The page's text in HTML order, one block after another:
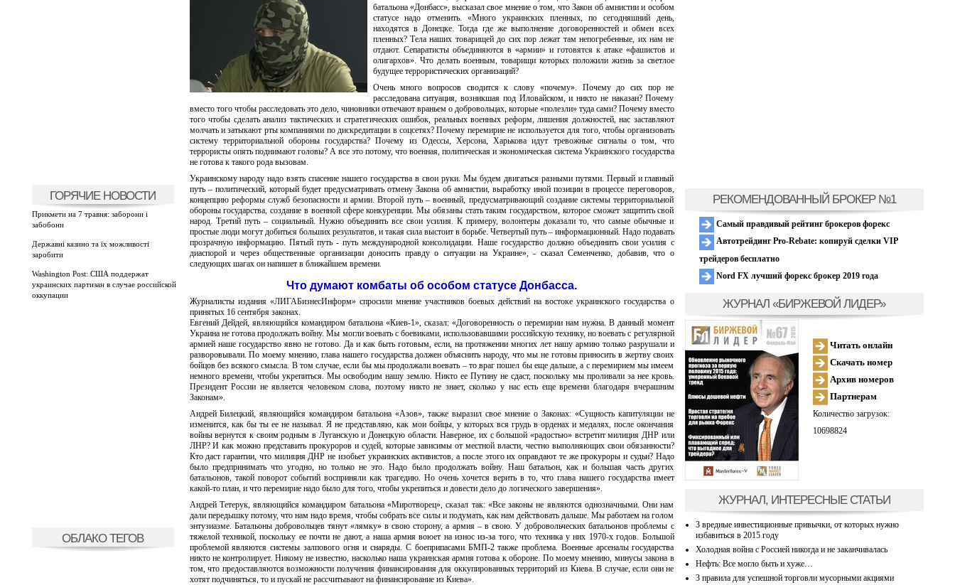
ГОРЯЧИЕ НОВОСТИ
Прикмети на 7 травня: заборони і
забобони
Державні казино та їх можливості
заробити
Washington Post: США поддержат
украинских партизан в случае российской
оккупации
ОБЛАКО ТЕГОВ
батальона «Донбасс», высказал свое мнение о том, что Закон об амнистии и особом
статусе надо отменить. «Много украинских пленных, по сегодняшний день,
находятся в Донецке. Тогда где же выполнение договоренностей и обмен всех
пленных? Тела наших товарищей до сих пор лежат там непогребенные, их нам не
отдают. Сепаратисты объединяются в «армии» и готовятся к атаке «фашистов и
олигархов». Что делать военным, товарищи которых положили жизнь за светлое
будущее террористических организаций?
Очень много вопросов сводится к слову «почему». Почему до сих пор не
расследована ситуация, возникшая под Иловайском, и никто не наказан? Почему
вместо того чтобы расследовать это дело, чиновники отвечают враньем о добровольцах, которые «полезли» туда сами? Почему вместо
того чтобы сделать анализ тактических и стратегических ошибок, реальных военных реформ, лишения должностей, нас заставляют
молчать и затыкают рты компаниями по дискредитации в соцсетях? Почему перемирие не используется для того, чтобы организовать
систему территориальной обороны государства? Почему из Одессы, Херсона, Харькова идут тревожные сигналы о том, что
террористы опять поднимают головы? А все это потому, что военная, политическая и экономическая система Украинского государства
не готова к такого рода вызовам.
Украинскому народу надо взять спасение нашего государства в свои руки. Мы будем двигаться разными путями. Первый и главный
путь – политический, который будет предусматривать отмену Закона об амнистии, выработку иной позиции в процессе переговоров,
концепцию реформы служб безопасности и армии. Второй путь – военный, предусматривающий создание системы территориальной
обороны государства, создание в военной сфере конкуренции. Мы обязаны стать таким государством, которое сможет защитить свой
народ. Третий путь – социальный. Нужно объединить все свои усилия. К примеру, волонтеры доказали то, что самые обычные и
простые люди могут добиться больших результатов, и такая сила выстоит в борьбе. Четвертый путь – информационный. Надо подавать
прозрачную информацию. Пятый путь - путь международной консолидации. Наше государство должно объединить свои усилия с
диаспорой и через общественные организации доносить правду о ситуации на Украине», - сказал Семенченко, добавив, что о
следующих шагах он напишет в ближайшем времени.
Что думают комбаты об особом статусе Донбасса.
Журналисты издания «ЛИГАБизнесИнформ» спросили мнение участников боевых действий на востоке украинского государства о
принятых 16 сентября законах.
Евгений Дейдей, являющийся командиром батальона «Киев-1», сказал: «Договоренность о перемирии нам нужна. В данный момент
Украина не готова продолжать войну. Мы могли воевать с боевиками, использовавшими российскую технику, но воевать с регулярной
армией наше государство явно не готово. Да и как быть готовым, если, на протяжении многих лет нашу армию только разрушали и
разворовывали. По моему мнению, глава нашего государства должен объяснить народу, что мы не готовы приносить в жертву своих
бойцов без всякого смысла. В том случае, если бы мы продолжали воевать – то враг пошел бы еще дальше, а с перемирием мы имеем
немного времени, чтобы укрепиться. Мы освободим нашу землю. Никто ее Путину не сдаст, поскольку мы проливали за нее кровь.
Президент России не является человеком слова, поэтому никто не знает, сколько у нас есть еще времени благодаря вчерашним
Законам».
Андрей Билецкий, являющийся командиром батальона «Азов», также выразил свое мнение о Законах: «Сущность капитуляции не
изменится, как бы ты ее не называл. Я не представляю, как мои бойцы, у которых вся грудь в орденах и медалях, после окончания
войны вернутся к своим родным в Луганскую и Донецкую области. Наверное, их с большой «радостью» встретит милиция ДНР или
ЛНР? И как можно представить прокуроров и судей, которые зависимы от местной власти, честно выполняющих свои обязанности?
Кто даст гарантии, что милиция ДНР не изобьет украинских активистов, а после этого их оправдают те же прокуроры и судьи? Надо
было предпринимать что угодно, но только не это. Надо было продолжать войну. Наш батальон, как и большая часть других
батальонов, такой поворот событий восприняли как трагедию. Но очень хочется верить в то, что глава нашего государства имеет
какой-то план, и что перемирие надо было для того, чтобы укрепиться и довести дело до логического завершения».
Андрей Тетерук, являющийся командиром батальона «Миротворец», сказал так: «Все законы не являются однозначными. Они нам
дали передышку потому, что нам надо время, чтобы собрать все силы и подумать, как нам действовать дальше. Мы работаем на голом
энтузиазме. Батальоны добровольцев тянут «лямку» в свою сторону, а армия – в свою. У добровольческих батальонов проблемы с
тяжелой техникой, поскольку ее почти не дают, а наша армия воюет на износ из-за того, что техника у них 1970-х годов. Большой
проблемой являются системы залпового огня и снаряды. С боеприпасами БМП-2 также проблема. Военные арсеналы государства
никто не контролирует. Никому не известно, насколько наша украинская армия готова к обороне. По моему мнению, минусы закона в
том, что предоставляются возможности получения финансирования для оккупированных территорий из Киева. В случае, если они не
хотят подчиняться, то и пускай не рассчитывают на финансирование из Киева».
РЕКОМЕНДОВАННЫЙ БРОКЕР №1
Самый правдивый рейтинг брокеров форекс
Автотрейдинг Pro-Rebate: копируй сделки VIP
трейдеров бесплатно
Nord FX лучший форекс брокер 2019 года
ЖУРНАЛ «БИРЖЕВОЙ ЛИДЕР»
Читать онлайн
Скачать номер
Архив номеров
Партнерам
Количество загрузок:
10698824
ЖУРНАЛ, ИНТЕРЕСНЫЕ СТАТЬИ
3 вредные инвестиционные привычки, от которых нужно
избавиться в 2015 году
Холодная война с Россией никогда и не заканчивалась
Нефть: Все могло быть и хуже…
3 правила для успешной торговли мусорными акциями